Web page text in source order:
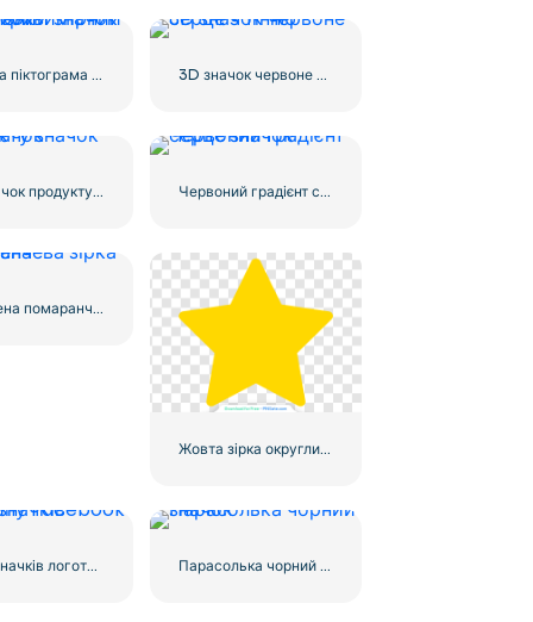
Округла піктограма Facebook із синім градієнтом 3D значок червоне серце з тінню
Еко значок продукту значок Червоний градієнт серце значок
Улюблена помаранчева зірка
Жовта зірка округлий значок